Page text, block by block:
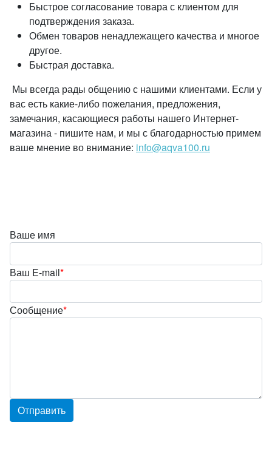
Быстрое согласование товара с клиентом для
подтверждения заказа.
Обмен товаров ненадлежащего качества и многое
другое.
Быстрая доставка.
Мы всегда рады общению с нашими клиентами. Если у
вас есть какие-либо пожелания, предложения,
замечания, касающиеся работы нашего Интернет-
магазина - пишите нам, и мы с благодарностью примем
ваше мнение во внимание: info@aqva100.ru
Ваше имя
Ваш E-mail*
Сообщение*